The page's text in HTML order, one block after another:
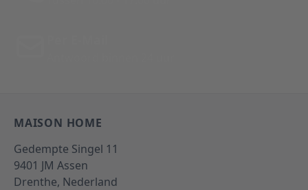
MAISON HOME
Gedempte Singel 11
9401 JM Assen
Drenthe, Nederland